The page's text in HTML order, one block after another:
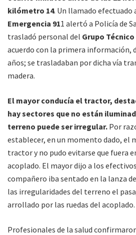
kilómetro 14. Un llamado efectuado
Emergencia 911 alertó a Policía de
trasladó personal del Grupo
acuerdo con la primera información,
años; se trasladaban por dicha vía
madera.
El mayor conducía el tractor,
hay sectores que no están
terreno puede ser irregular. Por
establecer, en un momento dado, el
tractor y no pudo evitarse que fuera
acoplado. El mayor dijo a los
compañero iba sentado en la lanza
las irregularidades del terreno el
arrollado por las ruedas del acoplado.
Profesionales de la salud